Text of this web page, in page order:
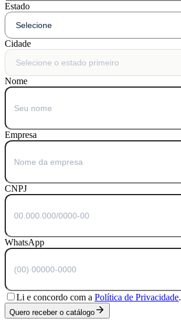
Estado
Cidade
Nome
Empresa
CNPJ
WhatsApp
Li e concordo com a Política de Privacidade.
Quero receber o catálogo